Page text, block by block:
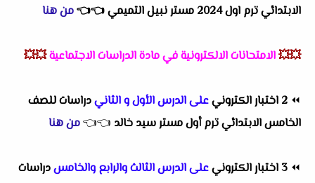
الابتدائي ترم اول 2024 مستر نبيل التميمي
👈
👈من هنا
💥💥الامتحانات الالكترونية في مادة الدراسات الاجتماعية💥💥
⏪ 2 اختبار الكتروني على الدرس الأول و الثانيدراسات للصف
الخامس الابتدائي ترم أول مستر سيد خالد 👈
👈من هنا
⏪ 3 اختبار الكتروني على الدرس الثالث والرابع والخامسدراسات